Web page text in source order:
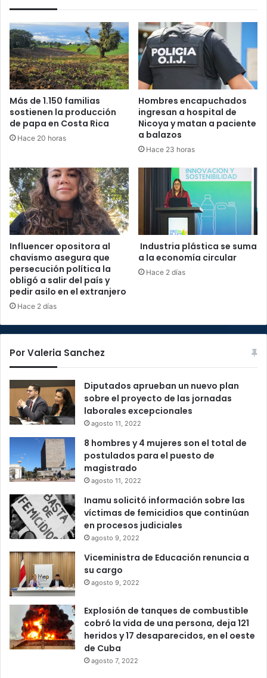
Más de 1.150 familias
sostienen la producción
de papa en Costa Rica
Hace 20 horas
Hombres encapuchados
ingresan a hospital de
Nicoya y matan a paciente
a balazos
Hace 23 horas
Influencer opositora al
chavismo asegura que
persecución política la
obligó a salir del país y
pedir asilo en el extranjero
Hace 2 días
Industria plástica se suma
a la economía circular
Hace 2 días
Por Valeria Sanchez
Diputados aprueban un nuevo plan
sobre el proyecto de las jornadas
laborales excepcionales
agosto 11, 2022
8 hombres y 4 mujeres son el total de
postulados para el puesto de
magistrado
agosto 11, 2022
Inamu solicitó información sobre las
víctimas de femicidios que continúan
en procesos judiciales
agosto 9, 2022
Viceministra de Educación renuncia a
su cargo
agosto 9, 2022
Explosión de tanques de combustible
cobró la vida de una persona, deja 121
heridos y 17 desaparecidos, en el oeste
de Cuba
agosto 7, 2022